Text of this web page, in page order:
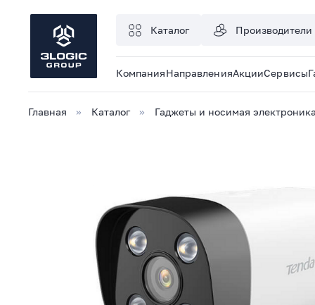
Каталог Производители
КомпанияНаправленияАкцииСервисы
Главная Каталог Гаджеты и носимая электроника